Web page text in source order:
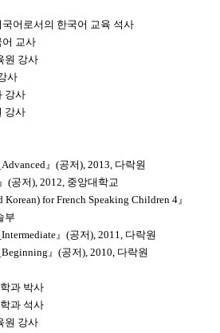
어로서의 한국어 교육 석사
교사
원 강사
사
강사
강사
』(공저), 2013, 다락원
(공저), 2012, 중앙대학교
Korean) for French Speaking Children 4』
부
』(공저), 2011, 다락원
』(공저), 2010, 다락원
과 박사
과 석사
원 강사